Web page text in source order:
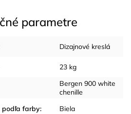
parametre
Dizajnové kreslá
23 kg
Bergen 900 white
chenille
podľa farby: Biela